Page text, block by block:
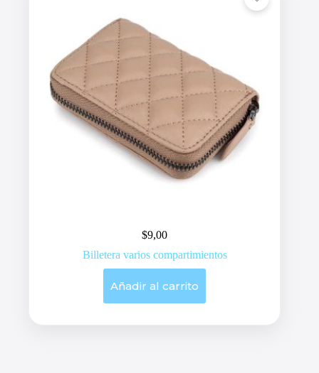
$9,00
Billetera varios compartimientos
Añadir al carrito